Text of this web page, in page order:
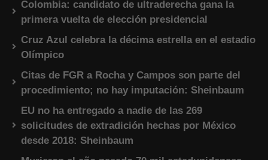
Colombia: candidato de ultraderecha gana la
primera vuelta de elección presidencial
Cruz Azul celebra la décima estrella en el estadio
Olímpico
Citas de FGR a Rocha y Campos son parte del
procedimiento; no hay imputación: Sheinbaum
EU no ha entregado a nadie de las 269
solicitudes de extradición hechas por México
desde 2018: Sheinbaum